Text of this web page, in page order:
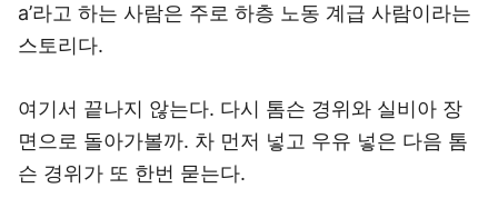
a’라고 하는 사람은 주로 하층 노동 계급 사람이라는
스토리다.
여기서 끝나지 않는다. 다시 톰슨 경위와 실비아 장
면으로 돌아가볼까. 차 먼저 넣고 우유 넣은 다음 톰
슨 경위가 또 한번 묻는다.